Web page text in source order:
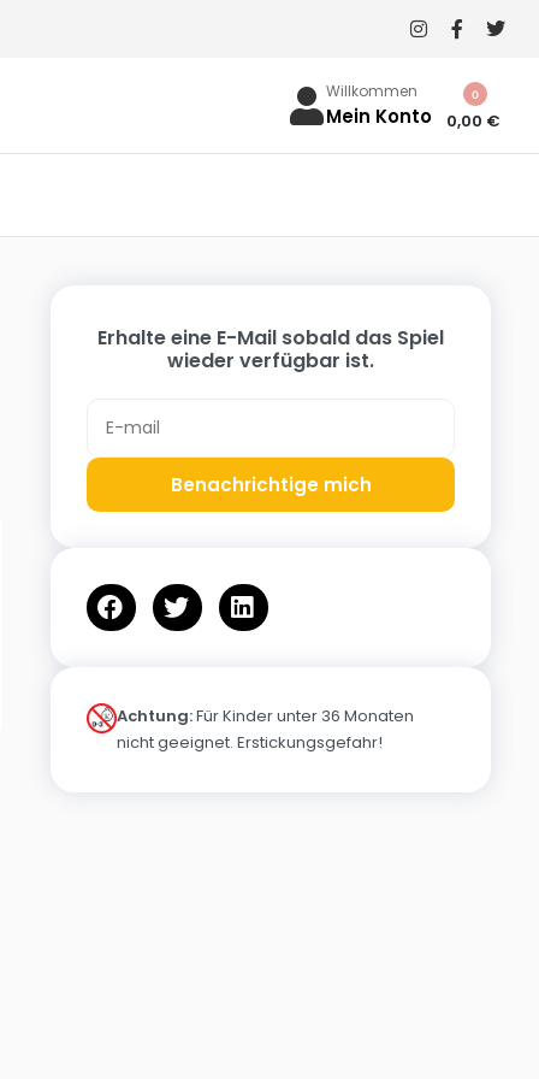
Willkommen
Mein Konto 0,00 €
0
Erhalte eine E-Mail sobald das Spiel
wieder verfügbar ist.
Benachrichtige mich
Achtung:Für Kinder unter 36 Monaten
nicht geeignet. Erstickungsgefahr!